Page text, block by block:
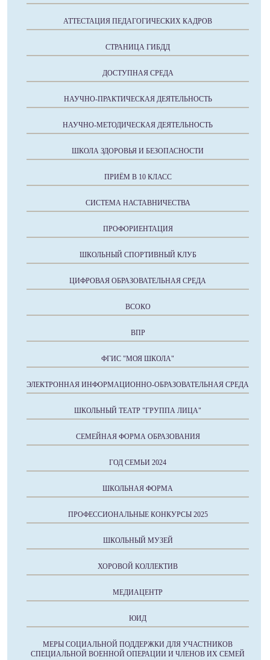
АТТЕСТАЦИЯ ПЕДАГОГИЧЕСКИХ КАДРОВ
СТРАНИЦА ГИБДД
ДОСТУПНАЯ СРЕДА
НАУЧНО-ПРАКТИЧЕСКАЯ ДЕЯТЕЛЬНОСТЬ
НАУЧНО-МЕТОДИЧЕСКАЯ ДЕЯТЕЛЬНОСТЬ
ШКОЛА ЗДОРОВЬЯ И БЕЗОПАСНОСТИ
ПРИЁМ В 10 КЛАСС
СИСТЕМА НАСТАВНИЧЕСТВА
ПРОФОРИЕНТАЦИЯ
ШКОЛЬНЫЙ СПОРТИВНЫЙ КЛУБ
ЦИФРОВАЯ ОБРАЗОВАТЕЛЬНАЯ СРЕДА
ВСОКО
ВПР
ФГИС "МОЯ ШКОЛА"
ЭЛЕКТРОННАЯ ИНФОРМАЦИОННО-ОБРАЗОВАТЕЛЬНАЯ СРЕДА
ШКОЛЬНЫЙ ТЕАТР "ГРУППА ЛИЦА"
СЕМЕЙНАЯ ФОРМА ОБРАЗОВАНИЯ
ГОД СЕМЬИ 2024
ШКОЛЬНАЯ ФОРМА
ПРОФЕССИОНАЛЬНЫЕ КОНКУРСЫ 2025
ШКОЛЬНЫЙ МУЗЕЙ
ХОРОВОЙ КОЛЛЕКТИВ
МЕДИАЦЕНТР
ЮИД
МЕРЫ СОЦИАЛЬНОЙ ПОДДЕРЖКИ ДЛЯ УЧАСТНИКОВ
СПЕЦИАЛЬНОЙ ВОЕННОЙ ОПЕРАЦИИ И ЧЛЕНОВ ИХ СЕМЕЙ